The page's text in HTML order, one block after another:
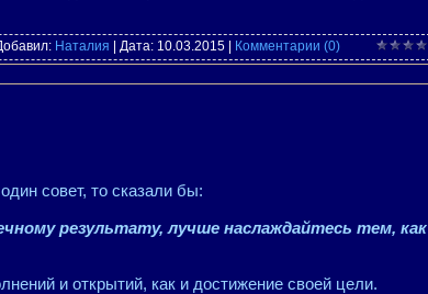
Наталия | Дата: 10.03.2015 Комментарии (0)
совет, то сказали бы:
результату, лучше наслаждайтесь тем, как
и открытий, как и достижение своей цели.